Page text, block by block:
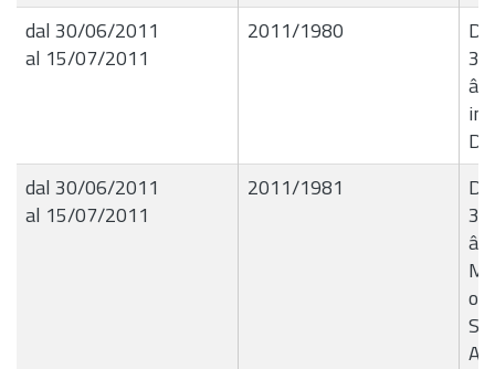
dal 30/06/2011
al 15/07/2011
2011/1980
dal 30/06/2011
al 15/07/2011
2011/1981